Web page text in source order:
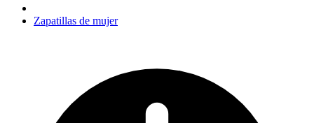
Zapatillas de mujer